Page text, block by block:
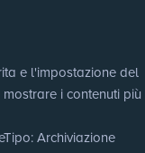
e l'impostazione del
i contenuti più
Tipo: Archiviazione